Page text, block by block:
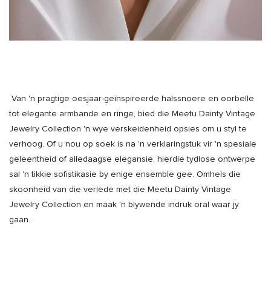
Van 'n pragtige oesjaar-geïnspireerde halssnoere en oorbelle
tot elegante armbande en ringe, bied die Meetu Dainty Vintage
Jewelry Collection 'n wye verskeidenheid opsies om u styl te
verhoog. Of u nou op soek is na 'n verklaringstuk vir 'n spesiale
geleentheid of alledaagse elegansie, hierdie tydlose ontwerpe
sal 'n tikkie sofistikasie by enige ensemble gee. Omhels die
skoonheid van die verlede met die Meetu Dainty Vintage
Jewelry Collection en maak 'n blywende indruk oral waar jy
gaan.